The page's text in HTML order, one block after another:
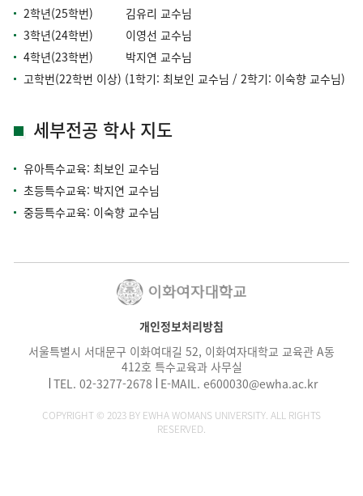
2학년(25학번) 김유리 교수님
3학년(24학번) 이영선 교수님
4학년(23학번) 박지연 교수님
고학번(22학번 이상) (1학기: 최보인 교수님 / 2학기: 이숙향 교수님)
세부전공 학사 지도
유아특수교육: 최보인 교수님
초등특수교육: 박지연 교수님
중등특수교육: 이숙향 교수님
개인정보처리방침
서울특별시 서대문구 이화여대길 52, 이화여자대학교 교육관 A동
412호 특수교육과 사무실
TEL. 02-3277-2678 E-MAIL. e600030@ewha.ac.kr
COPYRIGHT © 2023 BY EWHA WOMANS UNIVERSITY. ALL RIGHTS
RESERVED.